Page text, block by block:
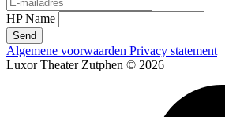
HP Name
Send
Algemene voorwaarden Privacy statement
Luxor Theater Zutphen © 2026